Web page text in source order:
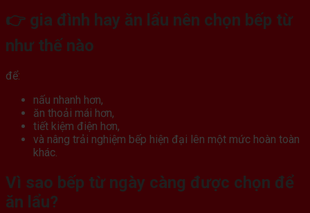
👉 gia đình hay ăn lẩu nên chọn bếp từ
như thế nào
để:
nấu nhanh hơn,
ăn thoải mái hơn,
tiết kiệm điện hơn,
và nâng trải nghiệm bếp hiện đại lên một mức hoàn toàn
khác.
Vì sao bếp từ ngày càng được chọn để
ăn lẩu?